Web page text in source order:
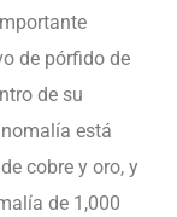
de pórfido de
de su
está
cobre y oro, y
de 1,000